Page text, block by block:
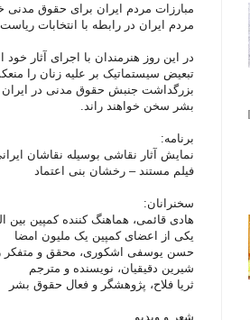
مبارزات مردم ایران برای حقوق
مردم ایران در رابطه با انتخابات
در این روز هنرمندان با اجرای آثار
تبعیض سیستماتیک بر علیه زنان را
بزرگداشت جنبش حقوق مدنی در ایران
بشر سخن خواهند راند.
برنامه:
نمایش آثار نقاشی بوسیله نقاشان
فیلم مستند – رخشان بنی اعتماد
سخنرانان:
هادی قائمی، هماهنگ کننده کمپین بین
یکی از اعضای کمپین یک ملیون امضا
حسن یوسفی اشکوری، محقق و متفکر
شیرین دقیقیان، نويسنده‌ و مترجم‌
ثریا فلاح، پژوهشگر و فعال حقوق بشر
شعر و ویدیو